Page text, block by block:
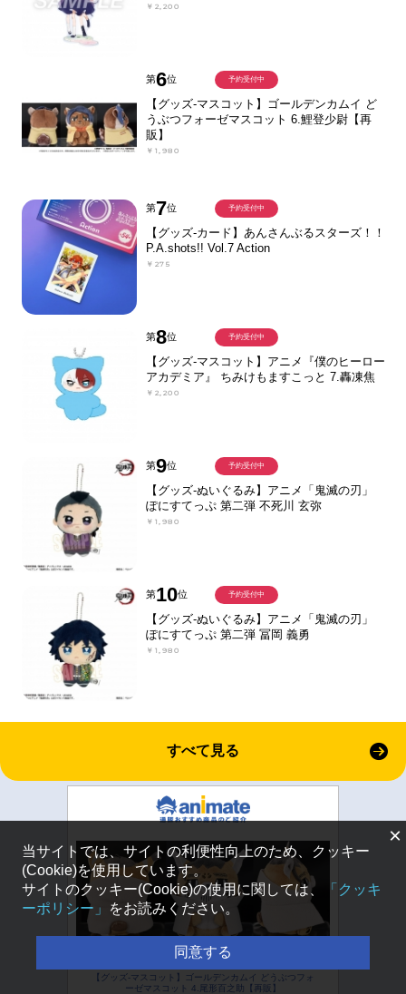
￥2,200
第6位
【グッズ-マスコット】ゴールデンカムイ ど
うぶつフォーゼマスコット 6.鯉登少尉【再
販】
￥1,980
予約受付中
第7位
【グッズ-カード】あんさんぶるスターズ！！
P.A.shots!! Vol.7 Action
￥275
予約受付中
第8位
【グッズ-マスコット】アニメ『僕のヒーロー
アカデミア』 ちみけもますこっと 7.轟凍焦
￥2,200
予約受付中
第9位
【グッズ-ぬいぐるみ】アニメ「鬼滅の刃」
ぽにすてっぷ 第二弾 不死川 玄弥
￥1,980
予約受付中
第10位
【グッズ-ぬいぐるみ】アニメ「鬼滅の刃」
ぽにすてっぷ 第二弾 冨岡 義勇
￥1,980
予約受付中
すべて見る
【グッズ-マスコット】ゴールデンカムイ どうぶつフォ
ーゼマスコット 4.尾形百之助【再販】
×
当サイトでは、サイトの利便性向上のため、クッキー
(Cookie)を使用しています。
サイトのクッキー(Cookie)の使用に関しては、
「クッキ
ーポリシー」
をお読みください。
同意する